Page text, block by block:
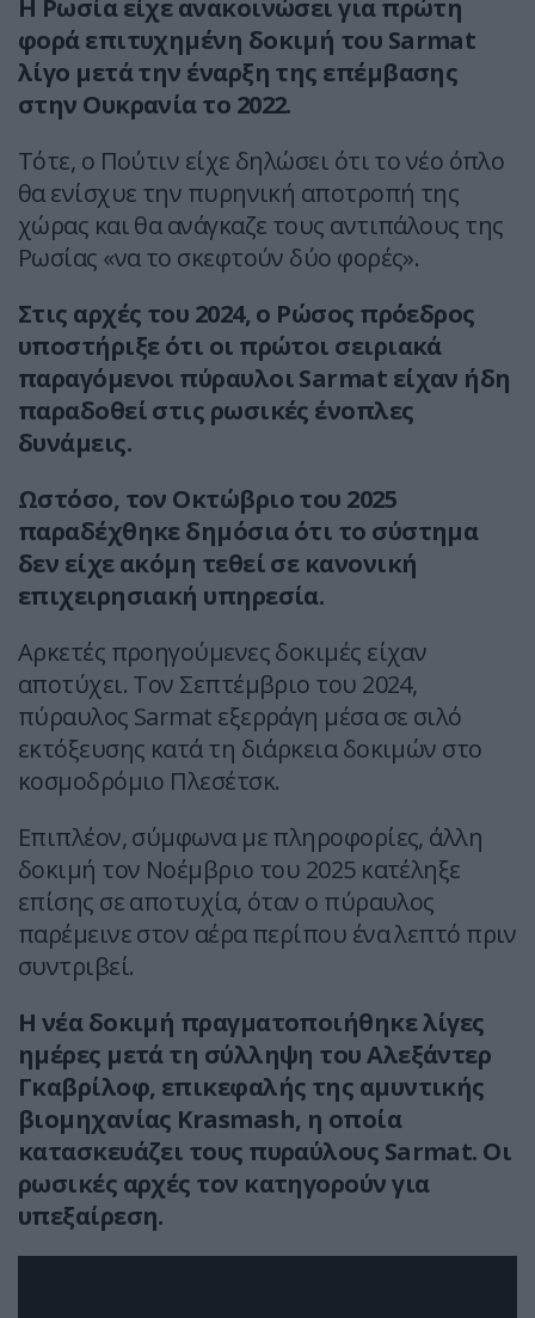
Η Ρωσία είχε ανακοινώσει για πρώτη
φορά επιτυχημένη δοκιμή του Sarmat
λίγο μετά την έναρξη της επέμβασης
στην Ουκρανία το 2022.
Τότε, ο Πούτιν είχε δηλώσει ότι το νέο όπλο
θα ενίσχυε την πυρηνική αποτροπή της
χώρας και θα ανάγκαζε τους αντιπάλους της
Ρωσίας «να το σκεφτούν δύο φορές».
Στις αρχές του 2024, ο Ρώσος πρόεδρος
υποστήριξε ότι οι πρώτοι σειριακά
παραγόμενοι πύραυλοι Sarmat είχαν ήδη
παραδοθεί στις ρωσικές ένοπλες
δυνάμεις.
Ωστόσο, τον Οκτώβριο του 2025
παραδέχθηκε δημόσια ότι το σύστημα
δεν είχε ακόμη τεθεί σε κανονική
επιχειρησιακή υπηρεσία.
Αρκετές προηγούμενες δοκιμές είχαν
αποτύχει. Τον Σεπτέμβριο του 2024,
πύραυλος Sarmat εξερράγη μέσα σε σιλό
εκτόξευσης κατά τη διάρκεια δοκιμών στο
κοσμοδρόμιο Πλεσέτσκ.
Επιπλέον, σύμφωνα με πληροφορίες, άλλη
δοκιμή τον Νοέμβριο του 2025 κατέληξε
επίσης σε αποτυχία, όταν ο πύραυλος
παρέμεινε στον αέρα περίπου ένα λεπτό πριν
συντριβεί.
Η νέα δοκιμή πραγματοποιήθηκε λίγες
ημέρες μετά τη σύλληψη του Αλεξάντερ
Γκαβρίλοφ, επικεφαλής της αμυντικής
βιομηχανίας Krasmash, η οποία
κατασκευάζει τους πυραύλους Sarmat. Οι
ρωσικές αρχές τον κατηγορούν για
υπεξαίρεση.